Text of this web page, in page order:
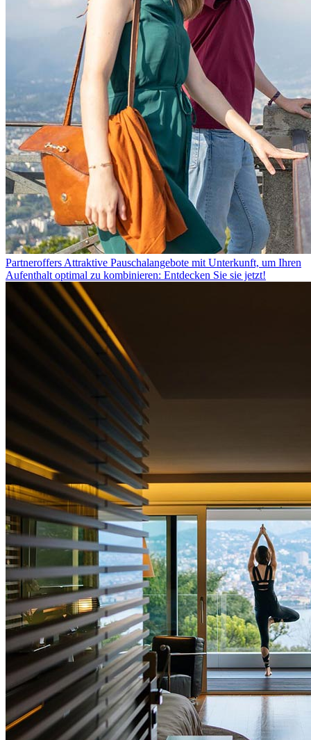
Partneroffers Attraktive Pauschalangebote mit Unterkunft, um Ihren
Aufenthalt optimal zu kombinieren: Entdecken Sie sie jetzt!